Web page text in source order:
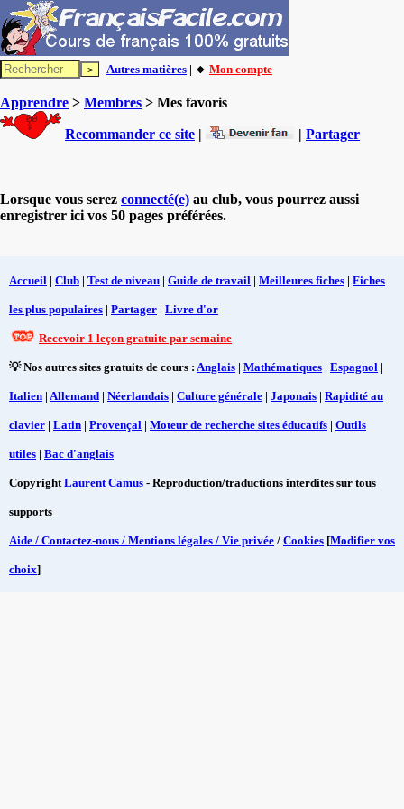
Autres matières | 🔸 Mon compte
Apprendre > Membres > Mes favoris
Recommander ce site | | Partager
Lorsque vous serez connecté(e) au club, vous pourrez aussi
enregistrer ici vos 50 pages préférées.
Accueil | Club | Test de niveau | Guide de travail | Meilleures fiches | Fiches
les plus populaires | Partager | Livre d'or
Recevoir 1 leçon gratuite par semaine
💡 Nos autres sites gratuits de cours : Anglais | Mathématiques | Espagnol |
Italien | Allemand | Néerlandais | Culture générale | Japonais | Rapidité au
clavier | Latin | Provençal | Moteur de recherche sites éducatifs | Outils
utiles | Bac d'anglais
CopyrightLaurent Camus - Reproduction/traductions interdites sur tous
supports
Aide / Contactez-nous / Mentions légales / Vie privée / Cookies [Modifier vos
choix]